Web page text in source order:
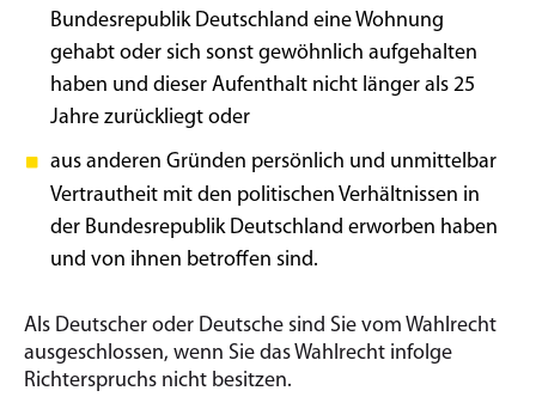
Bundesrepublik Deutschland eine Wohnung
gehabt oder sich sonst gewöhnlich aufgehalten
haben und dieser Aufenthalt nicht länger als 25
Jahre zurückliegt oder
aus anderen Gründen persönlich und unmittelbar
Vertrautheit mit den politischen Verhältnissen in
der Bundesrepublik Deutschland erworben haben
und von ihnen betroffen sind.
Als Deutscher oder Deutsche sind Sie vom Wahlrecht
ausgeschlossen, wenn Sie das Wahlrecht infolge
Richterspruchs nicht besitzen.